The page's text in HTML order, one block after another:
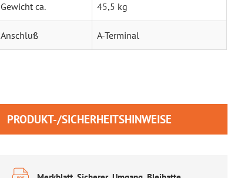
Gewicht ca. 45,5 kg
Anschluß A-Terminal
PRODUKT-/SICHERHEITSHINWEISE